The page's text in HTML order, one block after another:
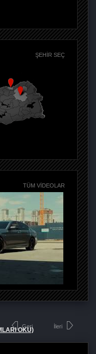
ŞEHIR SEÇ
TÜM VIDEOLAR
OKU)
Geri İleri